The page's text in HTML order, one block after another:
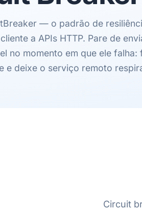
— o padrão de
a APIs HTTP. Pare de
no momento em que ele
e deixe o serviço remoto
Circuit